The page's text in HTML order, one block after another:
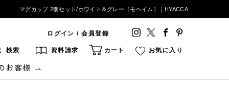
マグカップ 2個セット/ホワイト＆グレー［モヘイム］｜HYACCA
ログイン / 会員登録
検索 資料請求 カート お気に入り
お客様